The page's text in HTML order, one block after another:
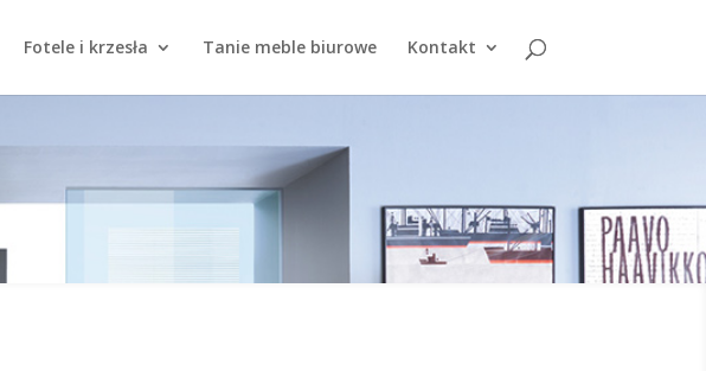
Fotele i krzesła Tanie meble biurowe Kontakt